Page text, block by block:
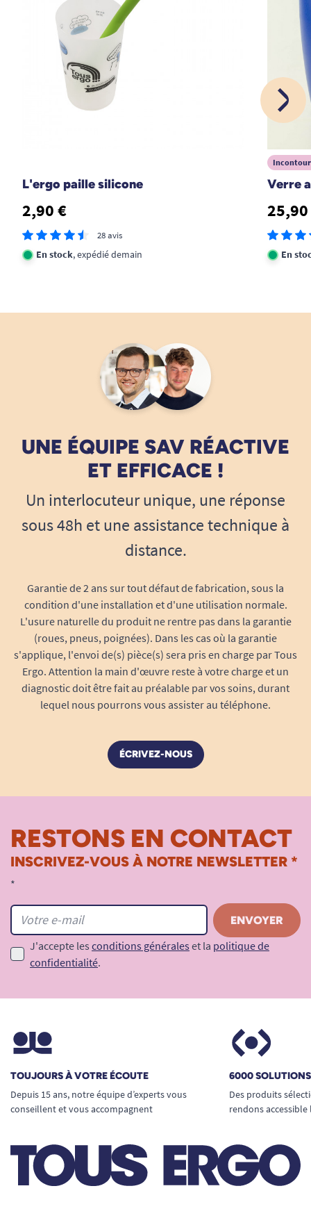
L'ergo paille silicone
2,90 €
28 avis
En stock, expédié demain
Verre
En
UNE ÉQUIPE SAV RÉACTIVE
ET EFFICACE !
Un interlocuteur unique, une réponse
sous 48h et une assistance technique à
distance.
Garantie de 2 ans sur tout défaut de fabrication, sous la
condition d'une installation et d'une utilisation normale.
L'usure naturelle du produit ne rentre pas dans la garantie
(roues, pneus, poignées). Dans les cas où la garantie
s'applique, l'envoi de(s) pièce(s) sera pris en charge par Tous
Ergo. Attention la main d'œuvre reste à votre charge et un
diagnostic doit être fait au préalable par vos soins, durant
lequel nous pourrons vous assister au téléphone.
ÉCRIVEZ-NOUS
RESTONS EN CONTACT
INSCRIVEZ-VOUS À NOTRE NEWSLETTER *
*
J'accepte les conditions générales et la politique de
confidentialité.
TOUJOURS À VOTRE ÉCOUTE
Depuis 15 ans, notre équipe d’experts vous
conseillent et vous accompagnent
6000
Des produits
rendons